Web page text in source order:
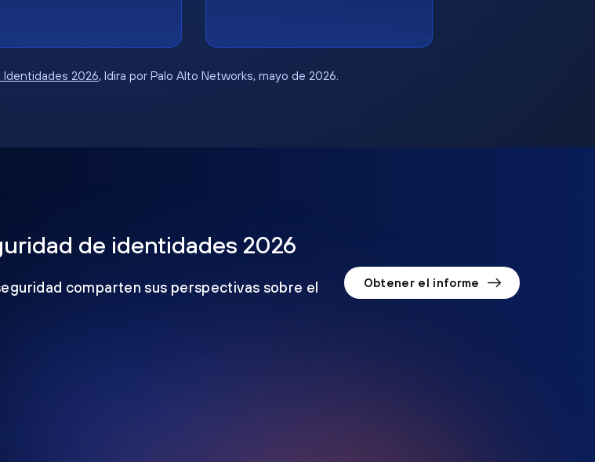
Identidades 2026, Idira por Palo Alto Networks, mayo de 2026.
de identidades 2026
comparten sus perspectivas sobre el
Obtener el informe